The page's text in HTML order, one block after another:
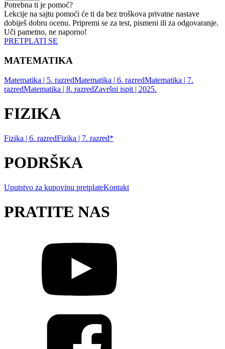
Potrebna ti je pomoć?
Lekcije na sajtu pomoći će ti da bez troškova privatne nastave
dobiješ dobru ocenu. Pripremi se za test, pismeni ili za odgovaranje.
Uči pametno, ne naporno!
PRETPLATI SE
MATEMATIKA
Matematika | 5. razredMatematika | 6. razredMatematika | 7.
razredMatematika | 8. razredZavršni ispit | 2025.
FIZIKA
Fizika | 6. razredFizika | 7. razred*
PODRŠKA
Uputstvo za kupovinu pretplateKontakt
PRATITE NAS